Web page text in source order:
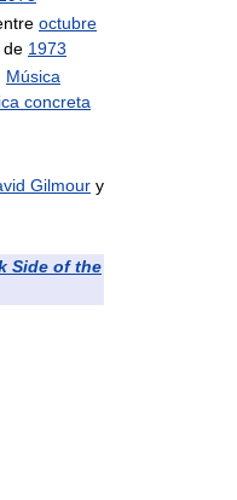
octubre
de 1973
Música
concreta
Gilmour y
Side of the